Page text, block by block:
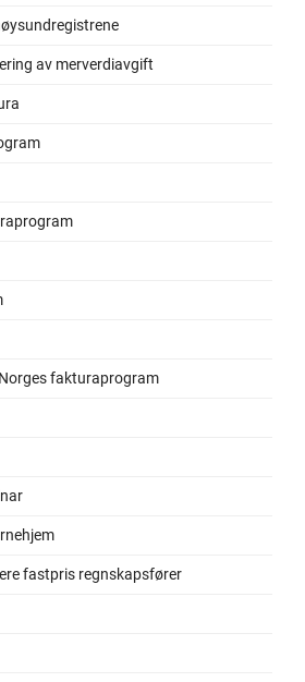
av merverdiavgift
fakturaprogram
fastpris regnskapsfører